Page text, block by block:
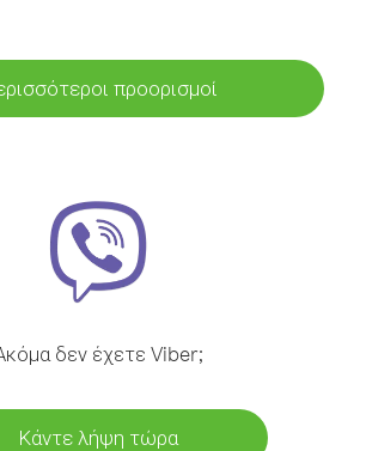
προορισμοί
δεν έχετε Viber;
Κάντε λήψη τώρα